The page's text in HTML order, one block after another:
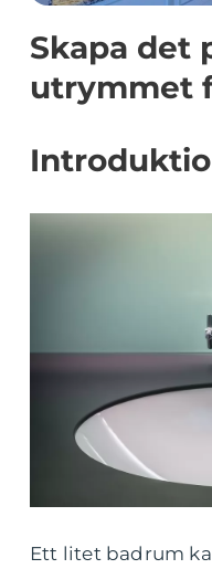
Skapa det
utrymmet
Ett litet badrum